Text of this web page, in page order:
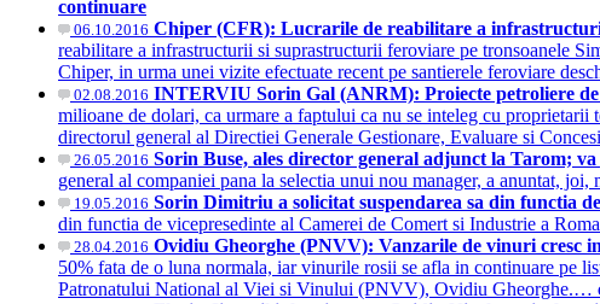
continuare
06.10.2016 Chiper (CFR): Lucrarile de reabilitare a
reabilitare a infrastructurii si suprastructurii feroviare pe tronsoanele
Chiper, in urma unei vizite efectuate recent pe santierele feroviare
02.08.2016 INTERVIU Sorin Gal (ANRM): Proiecte petroliere de
milioane de dolari, ca urmare a faptului ca nu se inteleg cu
directorul general al Directiei Generale Gestionare, Evaluare si
26.05.2016 Sorin Buse, ales director general adjunct la Tarom;
general al companiei pana la selectia unui nou manager, a anuntat,
19.05.2016 Sorin Dimitriu a solicitat suspendarea sa din functia
din functia de vicepresedinte al Camerei de Comert si Industrie a
28.04.2016 Ovidiu Gheorghe (PNVV): Vanzarile de vinuri cresc
50% fata de o luna normala, iar vinurile rosii se afla in continuare pe
Patronatului National al Viei si Vinului (PNVV), Ovidiu Gheorghe.…